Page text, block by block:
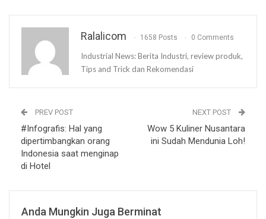
Ralalicom 1658 Posts 0 Comments
Industrial News: Berita Industri, review produk,
Tips and Trick dan Rekomendasi
PREV POST
#Infografis: Hal yang
dipertimbangkan orang
Indonesia saat menginap
di Hotel
NEXT POST
Wow 5 Kuliner Nusantara
ini Sudah Mendunia Loh!
Anda Mungkin Juga Berminat